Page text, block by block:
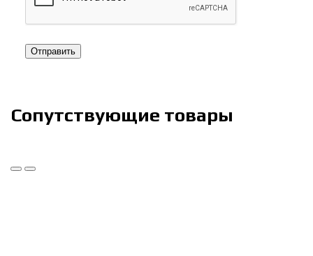
Отправить
Сопутствующие товары